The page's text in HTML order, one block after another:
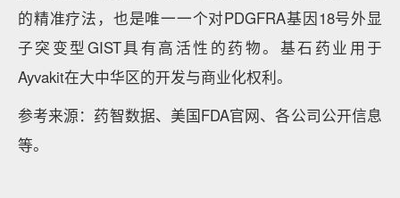
的精准疗法，也是唯一一个对PDGFRA基因18号外显
子突变型GIST具有高活性的药物。基石药业用于
Ayvakit在大中华区的开发与商业化权利。
参考来源：药智数据、美国FDA官网、各公司公开信息
等。